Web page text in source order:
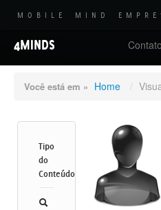
MOBILE MIND
4MINDS Contato
Você está em » Home /
Tipo
do
Conteúdo